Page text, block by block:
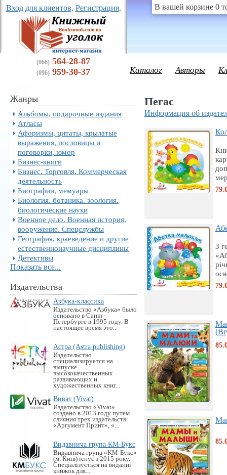
Вход для клиентов. Регистрация.
(066) 564-28-87
(096) 959-30-37
В вашей корзине 0
Каталог Авторы
Жанры
Альбомы, подарочные издания
Атласы
Афоризмы, цитаты, крылатые
выражения, пословицы и
поговорки, юмор
Бизнес-книги
Бизнес. Торговля. Коммерческая
деятельность
Биографии, мемуары
Биология. ботаника. зоология.
биологические науки
Военное дело. Военная история,
вооружение. Спецслужбы
География, краеведение и другие
естественнонаучные дисциплины
Детективы
Показать все...
Издательства
Азбука-классика
Издательство «Азбука» было
основано в Санкт-
Петербурге в 1995 году. В
настоящее время это...
Астра (Astra publishing)
Издательство
специализируется на
выпуске
высококачественных
развивающих и
художественных книг...
Виват (Vivat)
Издательство «Vivat»
создано в 2013 году путем
слияния трех издательств:
«Аргумент Принт», «...
Видавнича група КМ-Букс
Видавнича група «KM-Букс»
(м. Київ) існує з 2015 року.
Спеціалізується на виданні
книжок для...
Пегас
Информация об
З